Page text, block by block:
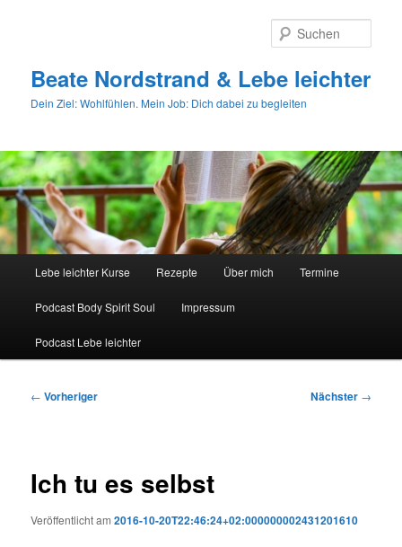
Beate Nordstrand & Lebe leichter
Dein Ziel: Wohlfühlen. Mein Job: Dich dabei zu begleiten
Lebe leichter Kurse Rezepte Über mich Termine
Podcast Body Spirit Soul Impressum
Podcast Lebe leichter
Beitragsnavigation
← Vorheriger Nächster →
Ich tu es selbst
Veröffentlicht am2016-10-20T22:46:24+02:000000002431201610